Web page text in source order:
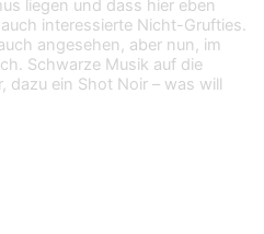
liegen und dass hier eben
interessierte Nicht-Grufties.
angesehen, aber nun, im
Schwarze Musik auf die
dazu ein Shot Noir – was will